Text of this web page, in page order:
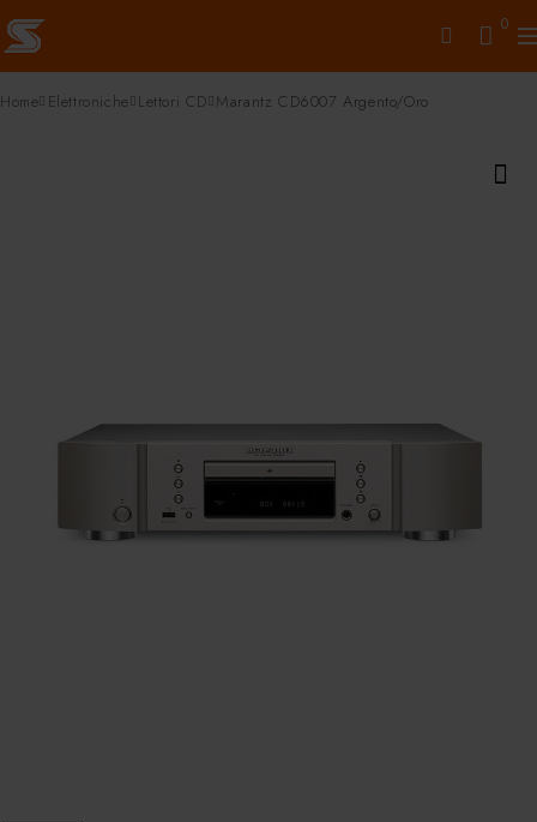
0
Home Elettroniche Lettori CD Marantz CD6007 Argento/Oro